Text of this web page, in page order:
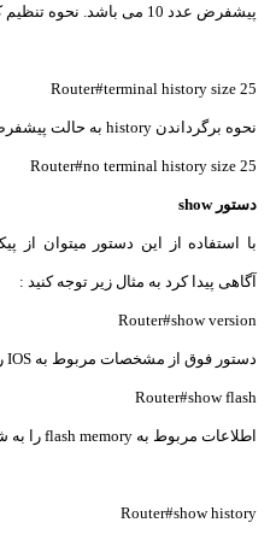
پیشفرض عدد 10 می باشد. نحوه تنظیم کردن آن به شکل زیر است :
Router#terminal history size 25
نحوه برگرداندن history به حالت پیشفرض :
Router#no terminal history size 25
دستور show
با استفاده از این دستور میتوان از
آگاهی پیدا کرد به مثال زیر توجه کنید :
Router#show version
دستور فوق از مشخصات مربوط به IOS روتر آگاهی پیدا میکنید.
Router#show flash
اطلاعات مربوط به flash memory را به شما ارائه می دهد.
Router#show history